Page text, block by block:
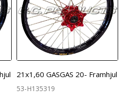
21x1,60 GASGAS 20- Framhjul
53-H135319